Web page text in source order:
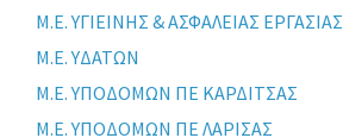
Μ.Ε. ΥΓΙΕΙΝΗΣ & ΑΣΦΑΛΕΙΑΣ ΕΡΓΑΣΙΑΣ
Μ.Ε. ΥΔΑΤΩΝ
Μ.Ε. ΥΠΟΔΟΜΩΝ ΠΕ ΚΑΡΔΙΤΣΑΣ
Μ.Ε. ΥΠΟΔΟΜΩΝ ΠΕ ΛΑΡΙΣΑΣ